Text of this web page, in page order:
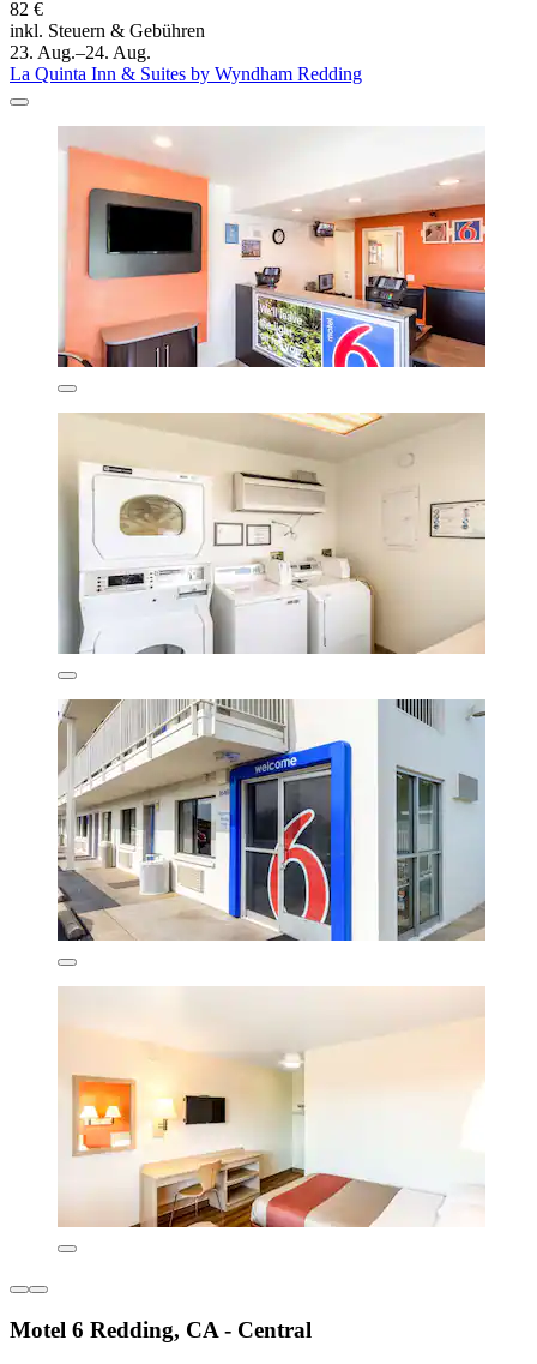
82 €
inkl. Steuern & Gebühren
23. Aug.–24. Aug.
La Quinta Inn & Suites by Wyndham Redding
Motel 6 Redding, CA - Central